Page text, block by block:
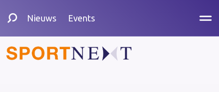
Nieuws Events